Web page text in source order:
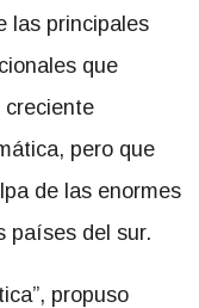
las principales
que
creciente
pero que
de las enormes
países del sur.
propuso